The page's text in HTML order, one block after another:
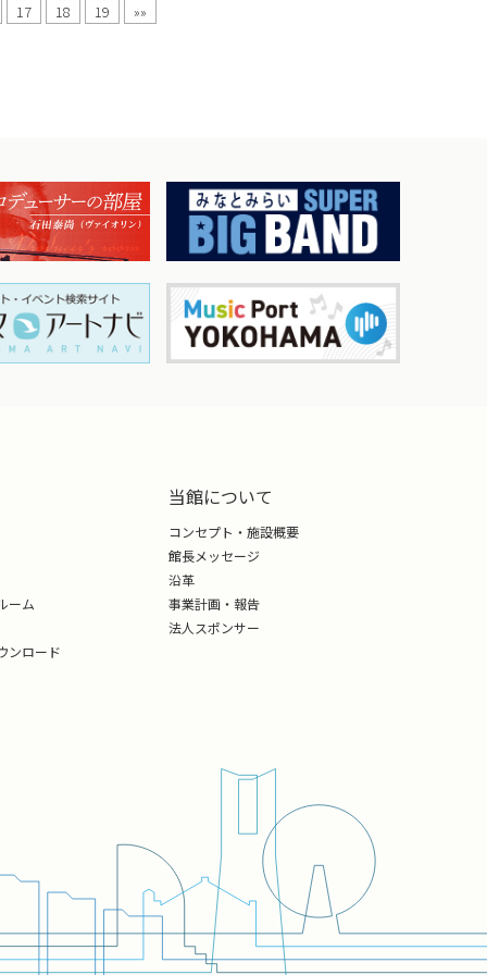
17 18 19 »»
ーム
ンロード
当館について
コンセプト・施設概要
館長メッセージ
沿革
事業計画・報告
法人スポンサー